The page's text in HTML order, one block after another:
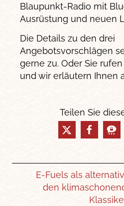
Blaupunkt-Radio mit
Ausrüstung und neuen
Die Details zu den drei
Angebotsvorschlägen
gerne zu. Oder Sie
und wir erläutern Ihnen
Teilen Sie
E-Fuels als
den